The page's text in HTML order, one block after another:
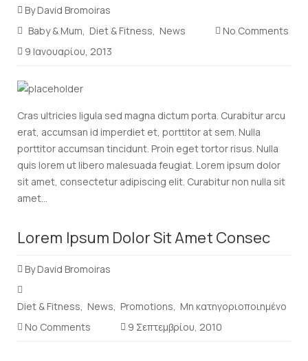
By David Bromoiras
Baby & Mum
Diet & Fitness News
No Comments
9 Ιανουαρίου, 2013
Cras ultricies ligula sed magna dictum porta. Curabitur arcu
erat, accumsan id imperdiet et, porttitor at sem. Nulla
porttitor accumsan tincidunt. Proin eget tortor risus. Nulla
quis lorem ut libero malesuada feugiat. Lorem ipsum dolor
sit amet, consectetur adipiscing elit. Curabitur non nulla sit
amet...
more
Lorem Ipsum Dolor Sit Amet Consec
By David Bromoiras
Diet & Fitness News Promotions
Μη κατηγοριοποιημένο
No Comments
9 Σεπτεμβρίου, 2010